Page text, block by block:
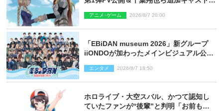
アニメ･ゲーム 2026/8/7 20:00
「EBiDAN museum 2026」新グループ
iiONDOが加わったメインビジュアル公
エンタメ 2026/8/7 18:50
ホロライブ・大空スバル、かつて認知し
ていたファンが“後輩”と判明「お前もし